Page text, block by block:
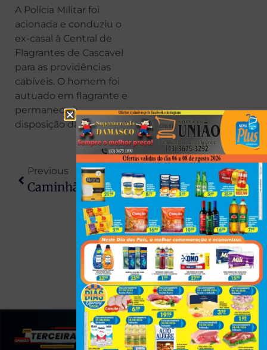
A Polícia Militar foi
acionada e conduziu o
ex-casal à Central de
Flagrantes de Cascavel
para as providências
cabíveis. O homem foi
autuado em flagrante e
permanece à
disposição da Justiça.
Previous
Caminhão Desgovernado Invade Quintal De Casa Em Rolândia E Provoca Danos Materiais
Next
Moraes Autoriza Ida De Bolsonaro A Hospital Após Cair E Bater A Cabeça
(43) 991545950